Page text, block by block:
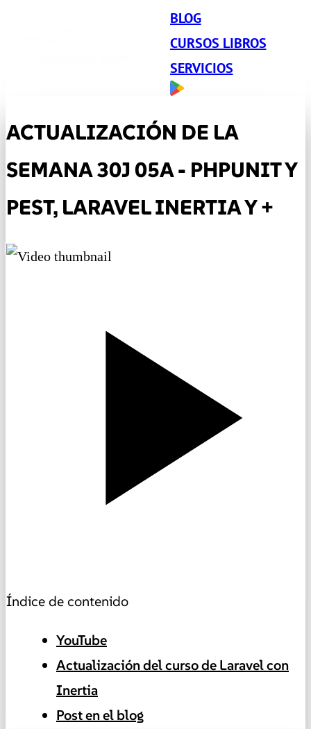
BLOG
CURSOS LIBROS
SERVICIOS
ACTUALIZACIÓN DE LA
SEMANA 30J 05A - PHPUNIT Y
PEST, LARAVEL INERTIA Y +
Índice de contenido
YouTube
Actualización del curso de Laravel con
Inertia
Post en el blog